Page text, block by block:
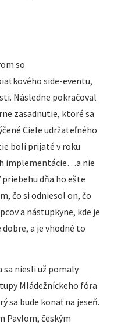
so
side-eventu,
Následne pokračoval
zasadnutie, ktoré sa
Ciele udržateľného
boli prijaté v roku
implementácie…a nie
dňa ho ešte
čo si odniesol on, čo
a nástupkyne, kde je
a je vhodné to
sa niesli už pomaly
Mládežníckeho fóra
sa bude konať na jeseň.
Pavlom, českým